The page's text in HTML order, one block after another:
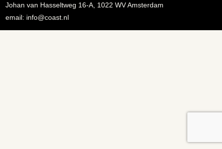
Johan van Hasseltweg 16-A, 1022 WV Amsterdam
email: info@coast.nl